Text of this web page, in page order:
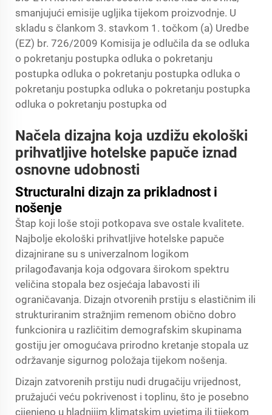
smanjujući emisije ugljika tijekom proizvodnje. U
skladu s člankom 3. stavkom 1. točkom (a) Uredbe
(EZ) br. 726/2009 Komisija je odlučila da se odluka
o pokretanju postupka odluka o pokretanju
postupka odluka o pokretanju postupka odluka o
pokretanju postupka odluka o pokretanju postupka
odluka o pokretanju postupka od
Načela dizajna koja uzdižu ekološki
prihvatljive hotelske papuče iznad
osnovne udobnosti
Structuralni dizajn za prikladnost i
nošenje
Štap koji loše stoji potkopava sve ostale kvalitete.
Najbolje ekološki prihvatljive hotelske papuče
dizajnirane su s univerzalnom logikom
prilagođavanja koja odgovara širokom spektru
veličina stopala bez osjećaja labavosti ili
ograničavanja. Dizajn otvorenih prstiju s elastičnim ili
strukturiranim stražnjim remenom obično dobro
funkcionira u različitim demografskim skupinama
gostiju jer omogućava prirodno kretanje stopala uz
održavanje sigurnog položaja tijekom nošenja.
Dizajn zatvorenih prstiju nudi drugačiju vrijednost,
pružajući veću pokrivenost i toplinu, što je posebno
cijenjeno u hladnijim klimatskim uvjetima ili tijekom